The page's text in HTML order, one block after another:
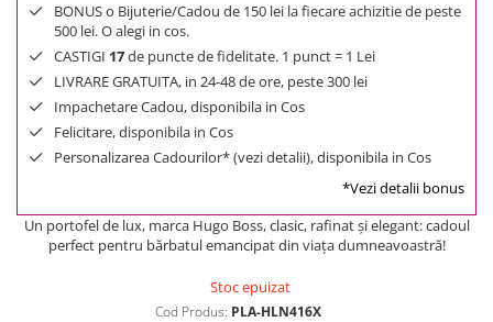
BONUS o Bijuterie/Cadou de 150 lei la fiecare achizitie de peste
500 lei. O alegi in cos.
CASTIGI 17de puncte de fidelitate. 1 punct = 1 Lei
LIVRARE GRATUITA, in 24-48 de ore, peste 300 lei
Impachetare Cadou, disponibila in Cos
Felicitare, disponibila in Cos
Personalizarea Cadourilor* (vezi detalii), disponibila in Cos
*Vezi detalii bonus
Un portofel de lux, marca Hugo Boss, clasic, rafinat şi elegant: cadoul
perfect pentru bărbatul emancipat din viaţa dumneavoastră!
Stoc epuizat
Cod Produs: PLA-HLN416X